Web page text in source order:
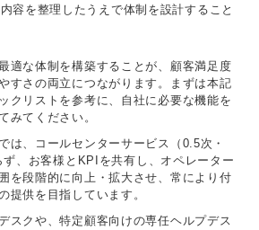
容を整理したうえで体制を設計すること
適な体制を構築することが、顧客満足度
すさの両立につながります。まずは本記
クリストを参考に、自社に必要な機能を
みてください。
は、コールセンターサービス（0.5次・
、お客様とKPIを共有し、オペレーター
を段階的に向上・拡大させ、常により付
提供を目指しています。
スクや、特定顧客向けの専任ヘルプデス